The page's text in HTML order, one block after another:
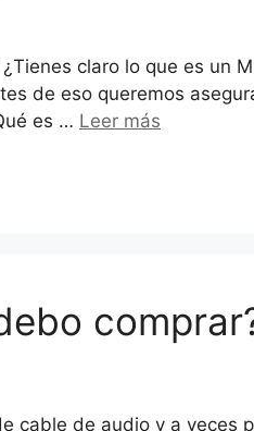
claro lo que es un
de eso queremos
es … Leer más
cable de audio y a veces